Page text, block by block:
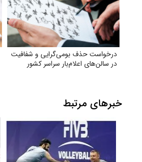
درخواست حذف بومی‌گرایی و شفافیت
در سالن‌های اعلام‌بار سراسر کشور
خبرهای مرتبط